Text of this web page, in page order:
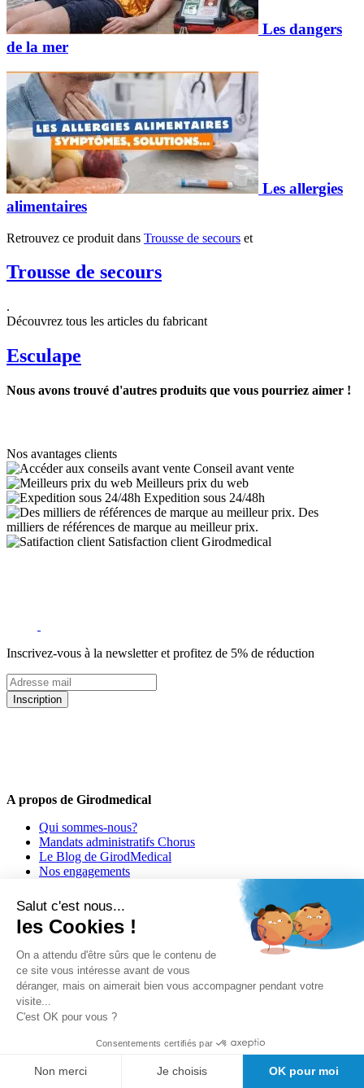
Les dangers
de la mer
Les allergies
alimentaires
Retrouvez ce produit dans Trousse de secours et
Trousse de secours
.
Découvrez tous les articles du fabricant
Esculape
Nous avons trouvé d'autres produits que vous pourriez aimer !
Nos avantages clients
Conseil avant vente
Meilleurs prix du web
Expedition sous 24/48h
Des
milliers de références de marque au meilleur prix.
Satisfaction client Girodmedical
Inscrivez-vous à la newsletter et profitez de 5% de réduction
Inscription
A propos de Girodmedical
Qui sommes-nous?
Mandats administratifs Chorus
Le Blog de GirodMedical
Nos engagements
Demande de devis
Bon de commande PDF
Découvrez Doctolib pour les médecins
Salut c'est nous...
les Cookies !
On a attendu d'être sûrs que le contenu de
ce site vous intéresse avant de vous
déranger, mais on aimerait bien vous accompagner pendant votre
visite...
C'est OK pour vous ?
Consentements certifiés par
Non merci Je choisis OK pour moi